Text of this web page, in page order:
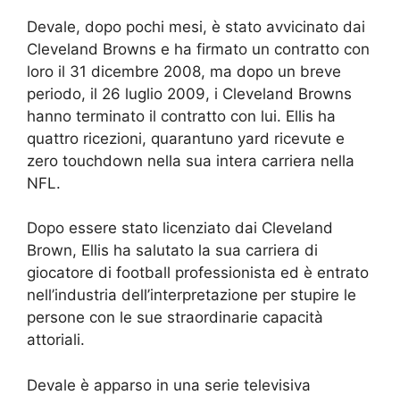
Devale, dopo pochi mesi, è stato avvicinato dai
Cleveland Browns e ha firmato un contratto con
loro il 31 dicembre 2008, ma dopo un breve
periodo, il 26 luglio 2009, i Cleveland Browns
hanno terminato il contratto con lui. Ellis ha
quattro ricezioni, quarantuno yard ricevute e
zero touchdown nella sua intera carriera nella
NFL.
Dopo essere stato licenziato dai Cleveland
Brown, Ellis ha salutato la sua carriera di
giocatore di football professionista ed è entrato
nell’industria dell’interpretazione per stupire le
persone con le sue straordinarie capacità
attoriali.
Devale è apparso in una serie televisiva